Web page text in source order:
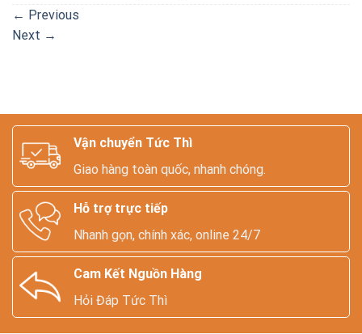
← Previous
Next →
Vận chuyển Tức Thì
Giao hàng toàn quốc, nhanh chóng.
Hỗ trợ trực tiếp
Nhanh gọn, chính xác, online 24/7
Cam Kết Nguồn Hàng
Hỏi Đáp Tức Thì